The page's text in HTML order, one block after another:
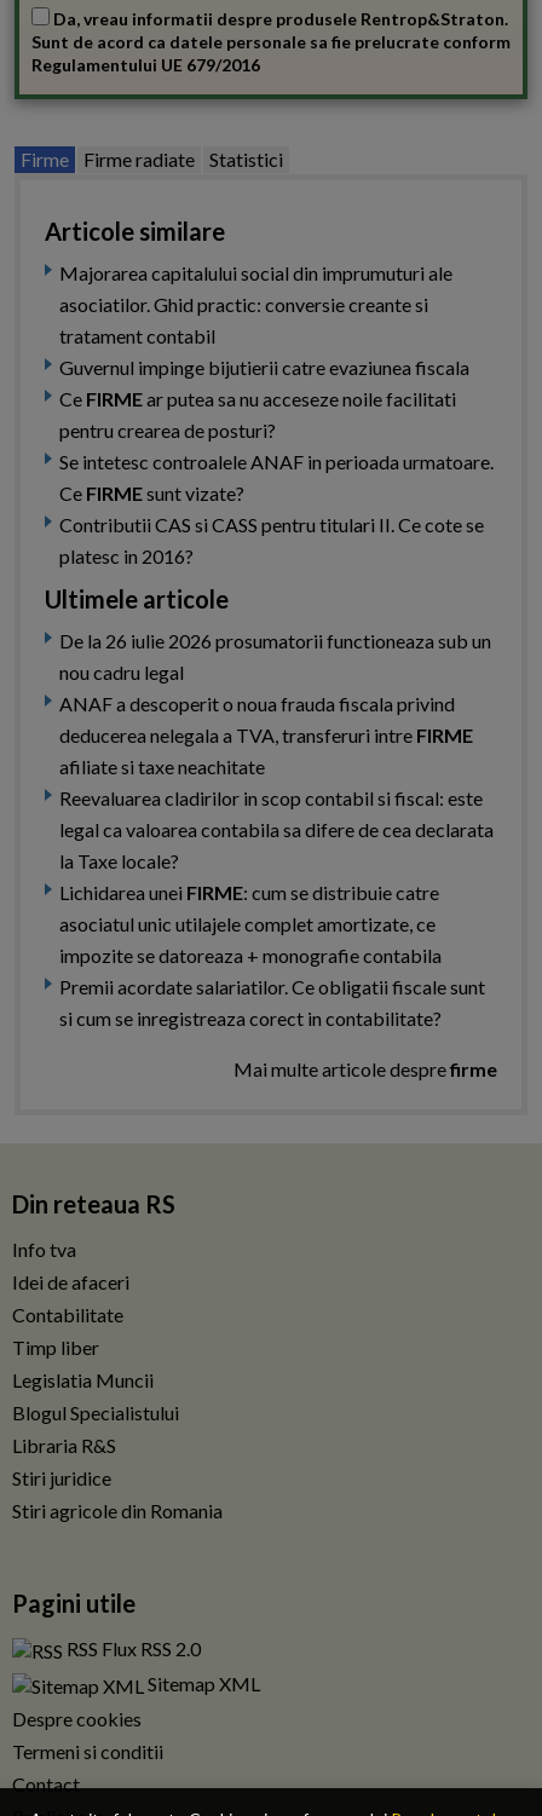
Da, vreau informatii despre produsele Rentrop&Straton.
Sunt de acord ca datele personale sa fie prelucrate conform
Regulamentului UE 679/2016
Firme Firme radiate Statistici
Articole similare
Majorarea capitalului social din imprumuturi ale
asociatilor. Ghid practic: conversie creante si
tratament contabil
Guvernul impinge bijutierii catre evaziunea fiscala
Ce FIRMEar putea sa nu acceseze noile facilitati
pentru crearea de posturi?
Se intetesc controalele ANAF in perioada urmatoare.
Ce FIRMEsunt vizate?
Contributii CAS si CASS pentru titulari II. Ce cote se
platesc in 2016?
Ultimele articole
De la 26 iulie 2026 prosumatorii functioneaza sub un
nou cadru legal
ANAF a descoperit o noua frauda fiscala privind
deducerea nelegala a TVA, transferuri intre FIRME
afiliate si taxe neachitate
Reevaluarea cladirilor in scop contabil si fiscal: este
legal ca valoarea contabila sa difere de cea declarata
la Taxe locale?
Lichidarea unei FIRME: cum se distribuie catre
asociatul unic utilajele complet amortizate, ce
impozite se datoreaza + monografie contabila
Premii acordate salariatilor. Ce obligatii fiscale sunt
si cum se inregistreaza corect in contabilitate?
Mai multe articole desprefirme
Din reteaua RS
Info tva
Idei de afaceri
Contabilitate
Timp liber
Legislatia Muncii
Blogul Specialistului
Libraria R&S
Stiri juridice
Stiri agricole din Romania
Pagini utile
RSS Flux RSS 2.0
Sitemap XML
Despre cookies
Termeni si conditii
Contact